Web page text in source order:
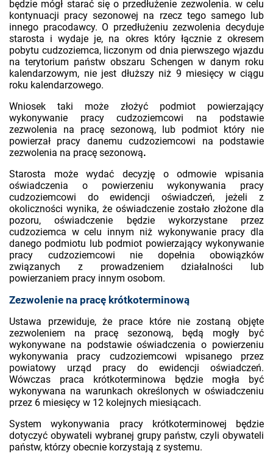
będzie mógł starać się o przedłużenie zezwolenia. w celu
kontynuacji pracy sezonowej na rzecz tego samego lub
innego pracodawcy. O przedłużeniu zezwolenia decyduje
starosta i wydaje je, na okres który łącznie z okresem
pobytu cudzoziemca, liczonym od dnia pierwszego wjazdu
na terytorium państw obszaru Schengen w danym roku
kalendarzowym, nie jest dłuższy niż 9 miesięcy w ciągu
roku kalendarzowego.
Wniosek taki może złożyć podmiot powierzający
wykonywanie pracy cudzoziemcowi na podstawie
zezwolenia na pracę sezonową, lub podmiot który nie
powierzał pracy danemu cudzoziemcowi na podstawie
zezwolenia na pracę sezonową.
Starosta może wydać decyzję o odmowie wpisania
oświadczenia o powierzeniu wykonywania pracy
cudzoziemcowi do ewidencji oświadczeń, jeżeli z
okoliczności wynika, że oświadczenie zostało złożone dla
pozoru, oświadczenie będzie wykorzystane przez
cudzoziemca w celu innym niż wykonywanie pracy dla
danego podmiotu lub podmiot powierzający wykonywanie
pracy cudzoziemcowi nie dopełnia obowiązków
związanych z prowadzeniem działalności lub
powierzaniem pracy innym osobom.
Zezwolenie na pracę krótkoterminową
Ustawa przewiduje, że prace które nie zostaną objęte
zezwoleniem na pracę sezonową, będą mogły być
wykonywane na podstawie oświadczenia o powierzeniu
wykonywania pracy cudzoziemcowi wpisanego przez
powiatowy urząd pracy do ewidencji oświadczeń.
Wówczas praca krótkoterminowa będzie mogła być
wykonywana na warunkach określonych w oświadczeniu
przez 6 miesięcy w 12 kolejnych miesiącach.
System wykonywania pracy krótkoterminowej będzie
dotyczyć obywateli wybranej grupy państw, czyli obywateli
państw, którzy obecnie korzystają z systemu.